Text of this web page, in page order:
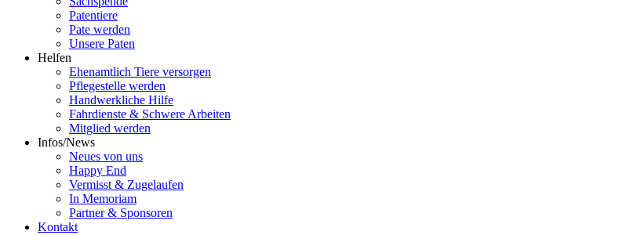
Patentiere
Pate werden
Unsere Paten
Helfen
Ehenamtlich Tiere versorgen
Pflegestelle werden
Handwerkliche Hilfe
Fahrdienste & Schwere Arbeiten
Mitglied werden
Infos/News
Neues von uns
Happy End
Vermisst & Zugelaufen
In Memoriam
Partner & Sponsoren
Kontakt